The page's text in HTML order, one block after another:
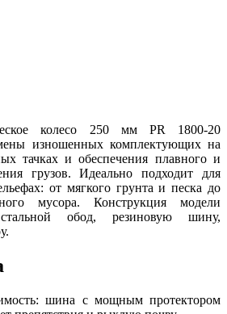
колесо 250 мм PR 1800-20
изношенных комплектующих на
тачках и обеспечения плавного и
грузов. Идеально подходит для
от мягкого грунта и песка до
мусора. Конструкция модели
обод, резиновую шину,
шина с мощным протектором